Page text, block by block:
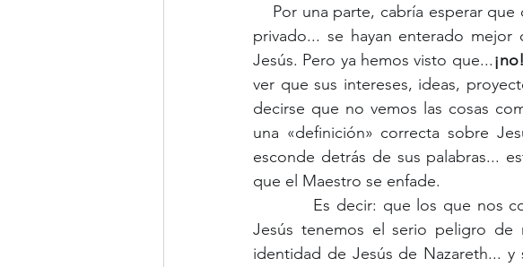
privado... se hayan enterado
Jesús. Pero ya hemos visto que...¡no!
ver que sus intereses, ideas,
decirse que no vemos las cosas
una «definición» correcta sobre
esconde detrás de sus palabras...
que el Maestro se enfade.
Jesús tenemos el serio peligro de
identidad de Jesús de Nazareth...